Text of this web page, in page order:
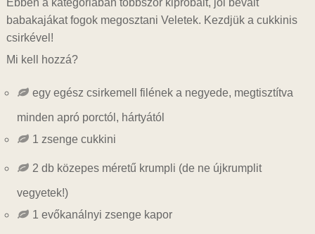
Ebben a kategóriában többször kipróbált, jól bevált
babakajákat fogok megosztani Veletek. Kezdjük a cukkinis
csirkével!
Mi kell hozzá?
egy egész csirkemell filének a negyede, megtisztítva
minden apró porctól, hártyától
1 zsenge cukkini
2 db közepes méretű krumpli (de ne újkrumplit
vegyetek!)
1 evőkanálnyi zsenge kapor